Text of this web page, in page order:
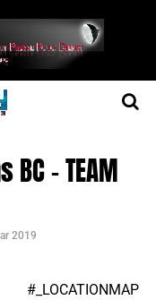
– TEAM
2019
#_LOCATIONMAP